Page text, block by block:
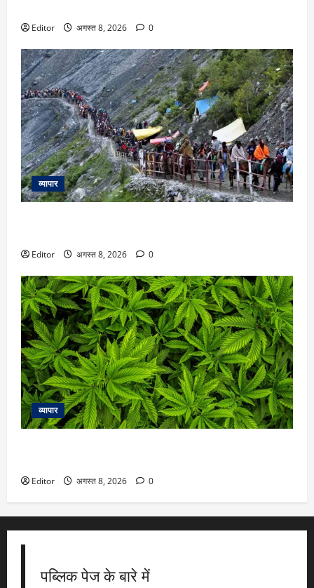
Editor अगस्त 8, 2026 0
व्यापार
Editor अगस्त 8, 2026 0
व्यापार
Editor अगस्त 8, 2026 0
पब्लिक पेज के बारे में